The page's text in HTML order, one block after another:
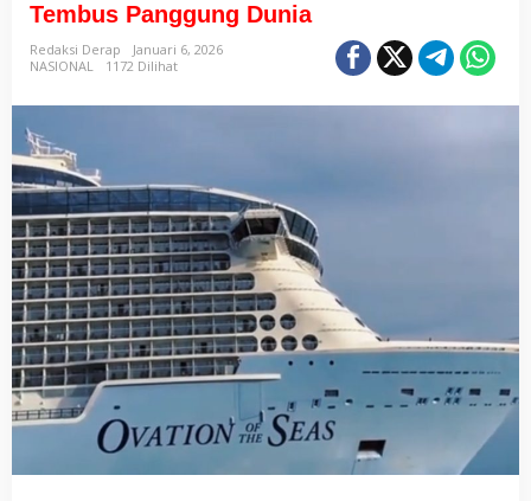
Tembus Panggung Dunia
Redaksi Derap
Januari 6, 2026
NASIONAL
1172 Dilihat